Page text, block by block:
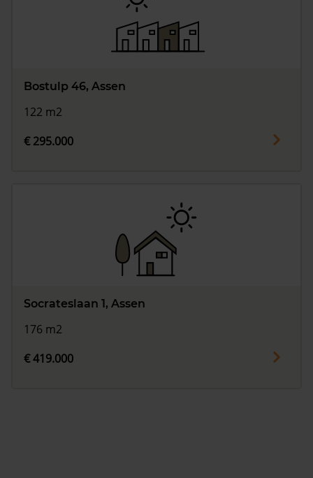
Bostulp 46, Assen
122 m2
€ 295.000
Socrateslaan 1, Assen
176 m2
€ 419.000